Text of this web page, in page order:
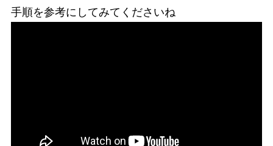
手順を参考にしてみてくださいね